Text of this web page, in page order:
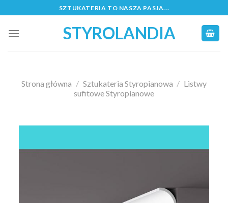
to
content
SZTUKATERIA TO NASZA PASJA...
STYROLANDIA
Strona główna / Sztukateria Styropianowa / Listwy
sufitowe Styropianowe